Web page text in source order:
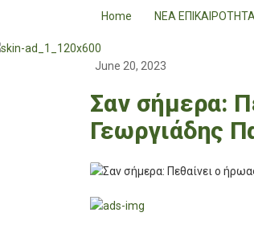
Home ΝΕΑ ΕΠΙΚΑΙΡΟΤΗΤΑ
June 20, 2023
Σαν σήμερα:
Γεωργιάδης